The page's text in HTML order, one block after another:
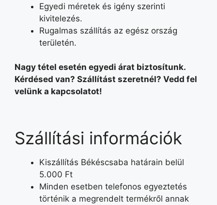
Egyedi méretek és igény szerinti
kivitelezés.
Rugalmas szállítás az egész ország
területén.
Nagy tétel esetén egyedi árat biztosítunk.
Kérdésed van? Szállítást szeretnél? Vedd fel
velünk a kapcsolatot!
Szállítási információk
Kiszállítás Békéscsaba határain belül
5.000 Ft
Minden esetben telefonos egyeztetés
történik a megrendelt termékről annak